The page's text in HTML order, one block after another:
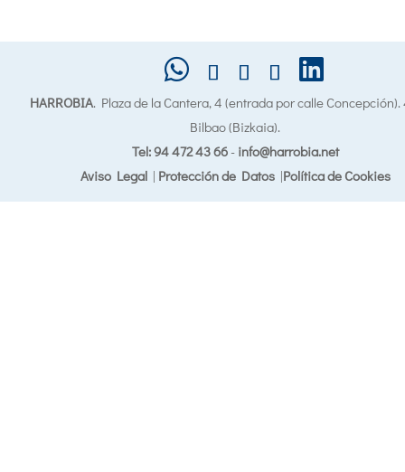
HARROBIA. Plaza de la Cantera, 4 (entrada por calle
Bilbao (Bizkaia).
Tel: 94 472 43 66- info@harrobia.net
Aviso Legal| Protección de Datos|Política de Cookies